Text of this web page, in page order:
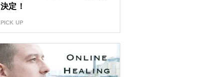
決定！
PICK UP